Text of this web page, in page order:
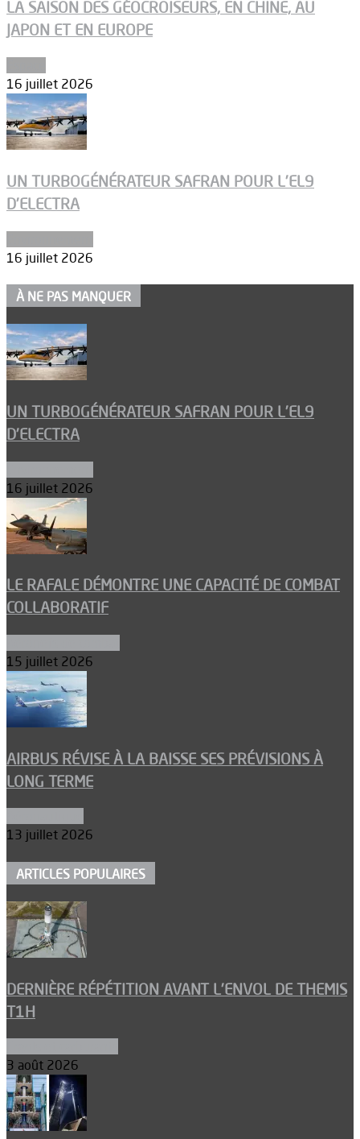
LA SAISON DES GÉOCROISEURS, EN CHINE, AU
JAPON ET EN EUROPE
16 juillet 2026
UN TURBOGÉNÉRATEUR SAFRAN POUR L’EL9
D’ELECTRA
16 juillet 2026
À NE PAS MANQUER
UN TURBOGÉNÉRATEUR SAFRAN POUR L’EL9
D’ELECTRA
16 juillet 2026
LE RAFALE DÉMONTRE UNE CAPACITÉ DE COMBAT
COLLABORATIF
15 juillet 2026
AIRBUS RÉVISE À LA BAISSE SES PRÉVISIONS À
LONG TERME
13 juillet 2026
ARTICLES POPULAIRES
DERNIÈRE RÉPÉTITION AVANT L’ENVOL DE THEMIS
T1H
3 août 2026